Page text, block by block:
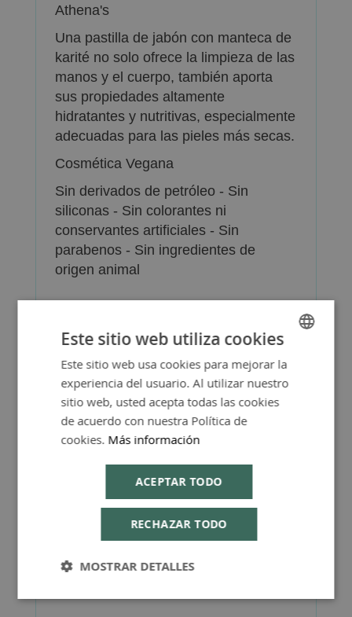
Athena's
Una pastilla de jabón con manteca de
karité no solo ofrece la limpieza de las
manos y el cuerpo, también aporta
sus propiedades altamente
hidratantes y nutritivas, especialmente
adecuadas para las pieles más secas.
Cosmética Vegana
Sin derivados de petróleo - Sin
siliconas - Sin colorantes ni
conservantes artificiales - Sin
parabenos - Sin ingredientes de
origen animal
Más Información
Consejos de Compra Producto
SPANISH
ENGLISH
Este sitio web utiliza cookies
Este sitio web usa cookies para mejorar la
experiencia del usuario. Al utilizar nuestro
sitio web, usted acepta todas las cookies
de acuerdo con nuestra Política de
cookies. Más información
ACEPTAR TODO
RECHAZAR TODO
MOSTRAR DETALLES